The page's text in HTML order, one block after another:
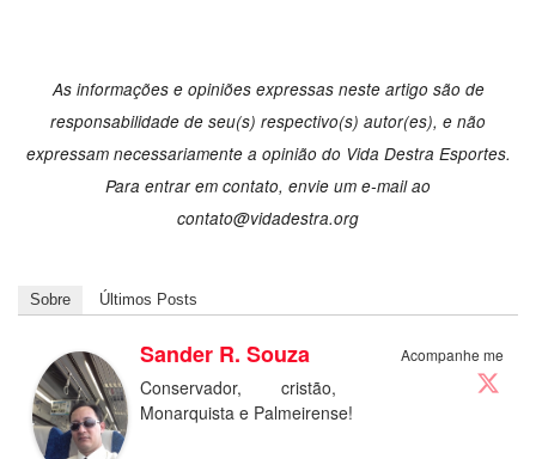
As informações e opiniões expressas neste artigo são de
responsabilidade de seu(s) respectivo(s) autor(es), e não
expressam necessariamente a opinião do Vida Destra Esportes.
Para entrar em contato, envie um e-mail ao
contato@vidadestra.org
Sobre Últimos Posts
Acompanhe me
Sander R. Souza
Conservador, cristão,
Monarquista e Palmeirense!